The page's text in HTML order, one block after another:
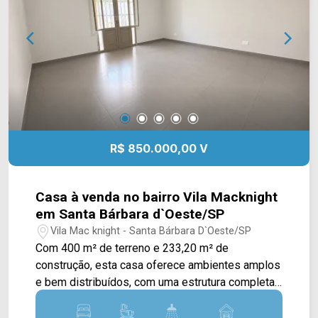
de terreno; 5 banheiros; 6 vagas rotativas.
Localizado na Rua Dom Pedro II, em
Americana/SP, com acesso às principais vias da
região e ao centro da cidade. Entre em contato
com a equipe da Arbix Imóveis e agende sua
Arbix Imóveis - Presente em cada momento.
R$ 850.000,00 V
Casa à venda no bairro Vila Macknight
em Santa Bárbara d`Oeste/SP
Vila Mac knight - Santa Bárbara D`Oeste/SP
Com 400 m² de terreno e 233,20 m² de
construção, esta casa oferece ambientes amplos
e bem distribuídos, com uma estrutura completa
para quem busca conforto e praticidade em uma